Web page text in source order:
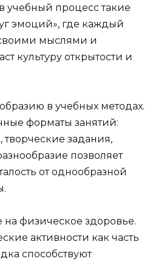
учебный процесс такие
эмоций», где каждый
мыслями и
культуру открытости и
в учебных методах.
форматы занятий:
задания,
позволяет
от однообразной
физическое здоровье.
активности как часть
способствуют